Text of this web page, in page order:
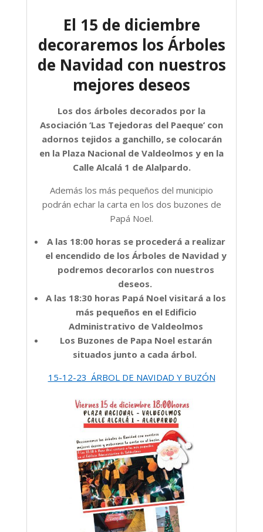
El 15 de diciembre
decoraremos los Árboles
de Navidad con nuestros
mejores deseos
Los dos árboles decorados por la
Asociación ‘Las Tejedoras del Paeque’ con
adornos tejidos a ganchillo, se colocarán
en la Plaza Nacional de Valdeolmos y en la
Calle Alcalá 1 de Alalpardo.
Además los más pequeños del municipio
podrán echar la carta en los dos buzones de
Papá Noel.
A las 18:00 horas se procederá a realizar
el encendido de los Árboles de Navidad y
podremos decorarlos con nuestros
deseos.
A las 18:30 horas Papá Noel visitará a los
más pequeños en el Edificio
Administrativo de Valdeolmos
Los Buzones de Papa Noel estarán
situados junto a cada árbol.
15-12-23_ÁRBOL DE NAVIDAD Y BUZÓN